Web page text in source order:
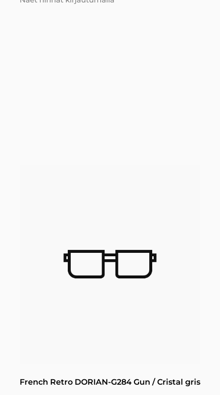
French Retro DORIAN-G284 Gun / Cristal gris